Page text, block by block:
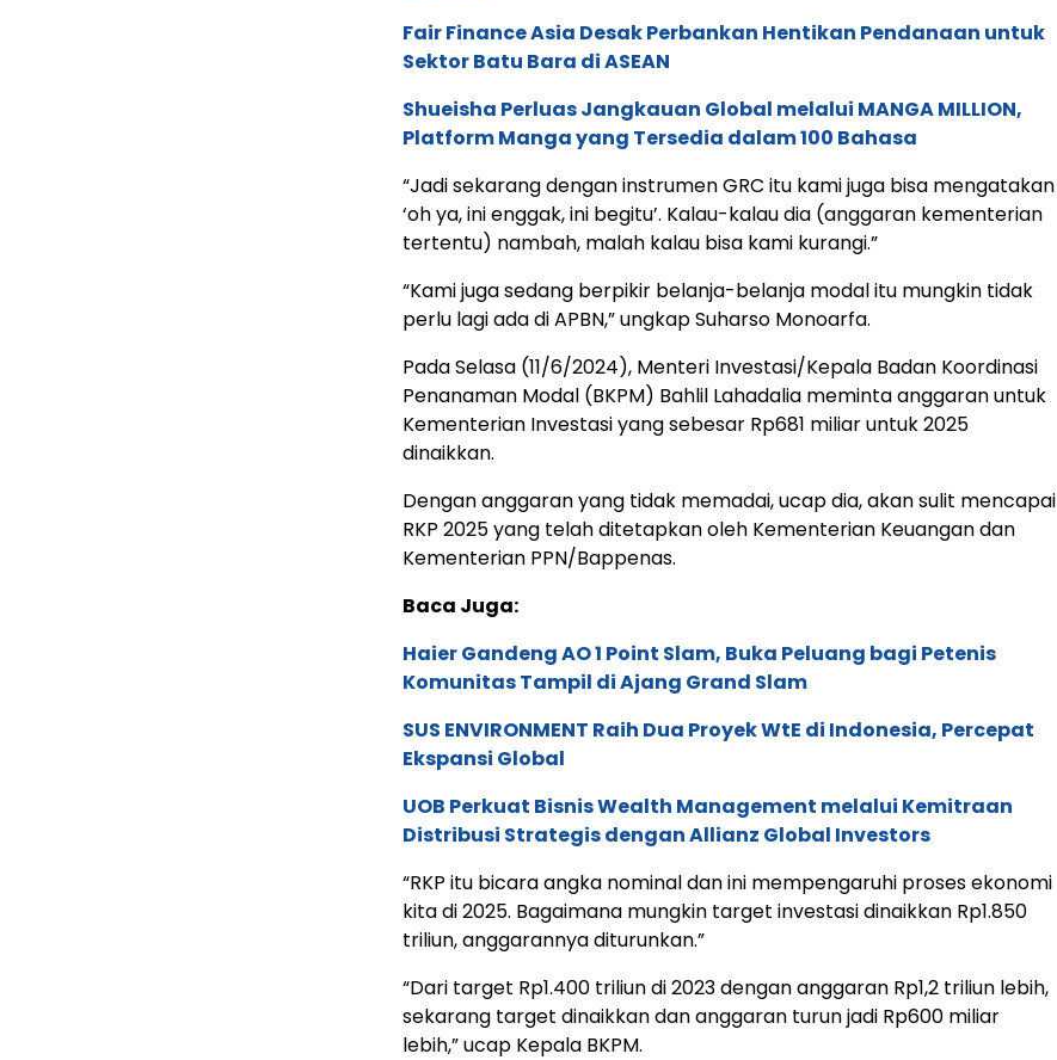
Fair Finance Asia Desak Perbankan Hentikan Pendanaan untuk
Sektor Batu Bara di ASEAN
Shueisha Perluas Jangkauan Global melalui MANGA MILLION,
Platform Manga yang Tersedia dalam 100 Bahasa
“Jadi sekarang dengan instrumen GRC itu kami juga bisa mengatakan
‘oh ya, ini enggak, ini begitu’. Kalau-kalau dia (anggaran kementerian
tertentu) nambah, malah kalau bisa kami kurangi.”
“Kami juga sedang berpikir belanja-belanja modal itu mungkin tidak
perlu lagi ada di APBN,” ungkap Suharso Monoarfa.
Pada Selasa (11/6/2024), Menteri Investasi/Kepala Badan Koordinasi
Penanaman Modal (BKPM) Bahlil Lahadalia meminta anggaran untuk
Kementerian Investasi yang sebesar Rp681 miliar untuk 2025
dinaikkan.
Dengan anggaran yang tidak memadai, ucap dia, akan sulit mencapai
RKP 2025 yang telah ditetapkan oleh Kementerian Keuangan dan
Kementerian PPN/Bappenas.
Baca Juga:
Haier Gandeng AO 1 Point Slam, Buka Peluang bagi Petenis
Komunitas Tampil di Ajang Grand Slam
SUS ENVIRONMENT Raih Dua Proyek WtE di Indonesia, Percepat
Ekspansi Global
UOB Perkuat Bisnis Wealth Management melalui Kemitraan
Distribusi Strategis dengan Allianz Global Investors
“RKP itu bicara angka nominal dan ini mempengaruhi proses ekonomi
kita di 2025. Bagaimana mungkin target investasi dinaikkan Rp1.850
triliun, anggarannya diturunkan.”
“Dari target Rp1.400 triliun di 2023 dengan anggaran Rp1,2 triliun lebih,
sekarang target dinaikkan dan anggaran turun jadi Rp600 miliar
lebih,” ucap Kepala BKPM.